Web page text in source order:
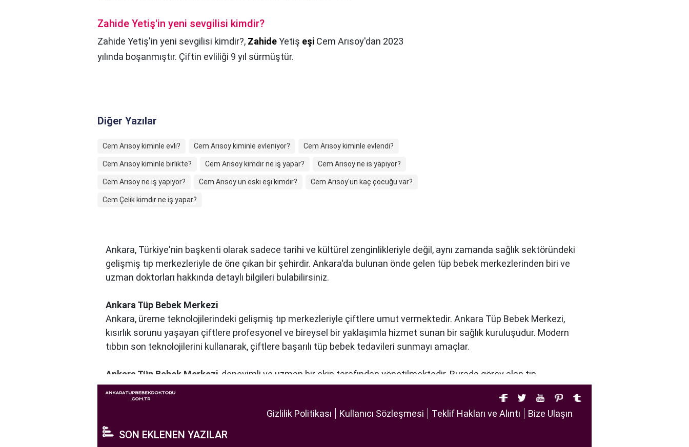
Zahide Yetiş'in yeni sevgilisi kimdir?
Zahide Yetiş'in yeni sevgilisi kimdir?, ZahideYetiş eşi Cem Arısoy'dan 2023
yılında boşanmıştır. Çiftin evliliği 9 yıl sürmüştür.
Diğer Yazılar
Cem Arısoy kiminle evli? Cem Arısoy kiminle evleniyor? Cem Arısoy kiminle evlendi?
Cem Arısoy kiminle birlikte? Cem Arısoy kimdir ne iş yapar? Cem Arısoy ne is yapiyor?
Cem Arısoy ne iş yapıyor? Cem Arısoy ün eski eşi kimdir? Cem Arısoy'un kaç çocuğu var?
Cem Çelik kimdir ne iş yapar?
Ankara, Türkiye'nin başkenti olarak sadece tarihi ve kültürel zenginlikleriyle değil, aynı zamanda sağlık sektöründeki
gelişmiş tıp merkezleriyle de öne çıkan bir şehirdir. Ankara'da bulunan önde gelen tüp bebek merkezlerinden biri ve
uzman doktorları hakkında detaylı bilgileri bulabilirsiniz.
Ankara Tüp Bebek Merkezi
Ankara, üreme teknolojilerindeki gelişmiş tıp merkezleriyle çiftlere umut vermektedir. Ankara Tüp Bebek Merkezi,
kısırlık sorunu yaşayan çiftlere profesyonel ve bireysel bir yaklaşımla hizmet sunan bir sağlık kuruluşudur. Modern
tıbbın son teknolojilerini kullanarak, çiftlere başarılı tüp bebek tedavileri sunmayı amaçlar.
Ankara Tüp Bebek Merkezi , deneyimli ve uzman bir ekip tarafından yönetilmektedir. Burada görev alan tıp
profesyonelleri, çiftlere kişiselleştirilmiş tedavi planları sunarak, her çiftin özel durumunu dikkate alır. Ayrıca,
merkezde kullanılan teknoloji ve ekipmanlar, tedavi sürecini daha etkili ve güvenli hale getirir.
Ankara Tüp Bebek Merkezi, hasta odaklı hizmet anlayışı ve etik prensipler çerçevesinde, çiftlere sağlıklı bir gebelik
yaşama şansı tanıyan kapsamlı bir tüp bebek hizmeti sunar.
Gizlilik Politikası Kullanıcı Sözleşmesi Teklif Hakları ve Alıntı Bize Ulaşın
SON EKLENEN YAZILAR